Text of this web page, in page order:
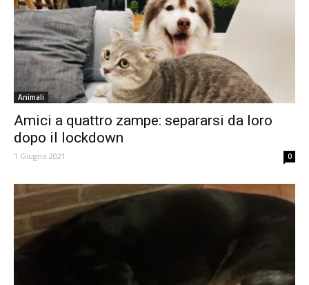
Animali
Amici a quattro zampe: separarsi da loro
dopo il lockdown
1 Giugno 2021 0